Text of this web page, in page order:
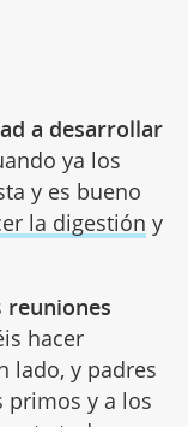
a desarrollar
ya los
y es bueno
la digestión y
reuniones
hacer
lado, y padres
primos y a los